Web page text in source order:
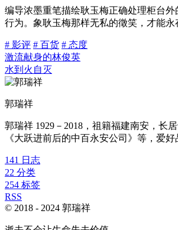
编导浓墨重笔描绘耿玉梅正确处理柜台
行为。象耿玉梅那样无私的徵笑，才能永
# 影评 # 百货 # 态度
激流献身的林俊英
水到火自灭
郭瑞祥
郭瑞祥 1929－2018，祖籍福建南安，长
《大跃进前后的中百永安公司》等，爱好
141 日志
22 分类
254 标签
RSS
© 2018 - 2024 郭瑞祥